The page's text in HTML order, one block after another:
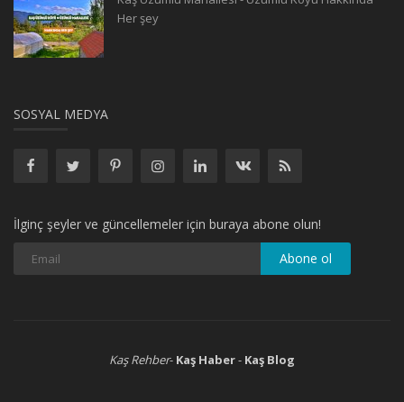
Her şey
SOSYAL MEDYA
İlginç şeyler ve güncellemeler için buraya abone olun!
Kaş Rehber- Kaş Haber- Kaş Blog